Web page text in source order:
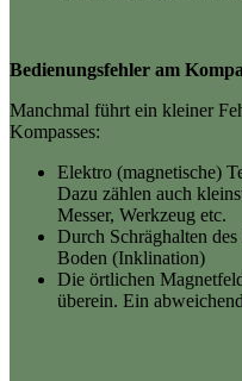
Bedienungsfehler am
Manchmal führt ein kleiner
Kompasses:
Elektro (magnetische)
Dazu zählen auch
Messer, Werkzeug etc.
Durch Schräghalten
Boden (Inklination)
Die örtlichen
überein. Ein